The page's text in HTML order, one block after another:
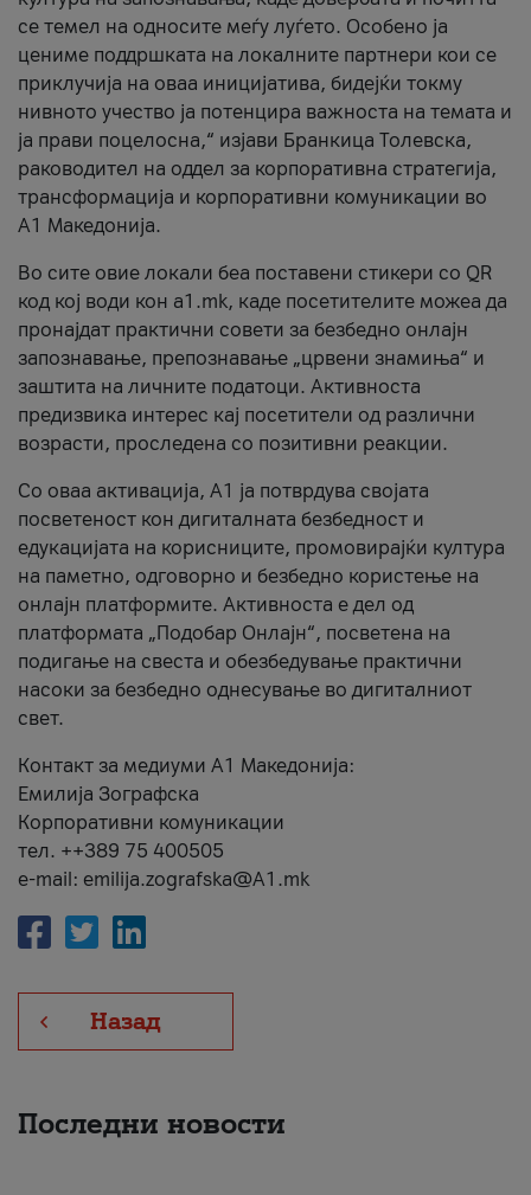
се темел на односите меѓу луѓето. Особено ја
цениме поддршката на локалните партнери кои се
приклучија на оваа иницијатива, бидејќи токму
нивното учество ја потенцира важноста на темата и
ја прави поцелосна,“ изјави Бранкица Толевска,
раководител на оддел за корпоративна стратегија,
трансформација и корпоративни комуникации во
А1 Македонија.
Во сите овие локали беа поставени стикери со QR
код кој води кон a1.mk, каде посетителите можеа да
пронајдат практични совети за безбедно онлајн
запознавање, препознавање „црвени знамиња“ и
заштита на личните податоци. Активноста
предизвика интерес кај посетители од различни
возрасти, проследена со позитивни реакции.
Со оваа активација, А1 ја потврдува својата
посветеност кон дигиталната безбедност и
едукацијата на корисниците, промовирајќи култура
на паметно, одговорно и безбедно користење на
онлајн платформите. Активноста е дел од
платформата „Подобар Онлајн“, посветена на
подигање на свеста и обезбедување практични
насоки за безбедно однесување во дигиталниот
свет.
Контакт за медиуми А1 Македонија:
Емилија Зографска
Корпоративни комуникации
тел. ++389 75 400505
e-mail: emilija.zografska@A1.mk
Назад
Последни новости